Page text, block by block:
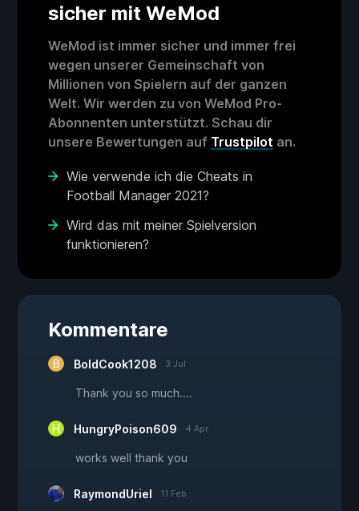
sicher mit WeMod
WeMod ist immer sicher und immer frei
wegen unserer Gemeinschaft von
Millionen von Spielern auf der ganzen
Welt. Wir werden zu von WeMod Pro-
Abonnenten unterstützt. Schau dir
unsere Bewertungen auf Trustpilot an.
Wie verwende ich die Cheats in
Football Manager 2021?
Wird das mit meiner Spielversion
funktionieren?
Kommentare
BoldCook1208 3 Jul
Thank you so much....
HungryPoison609 4 Apr
works well thank you
RaymondUriel 11 Feb